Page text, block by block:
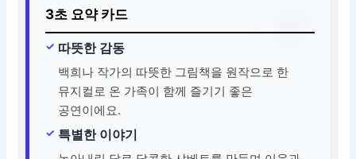
3초 요약 카드
따뜻한 감동
백희나 작가의 따뜻한 그림책을 원작으로 한
뮤지컬로 온 가족이 함께 즐기기 좋은
공연이에요.
특별한 이야기